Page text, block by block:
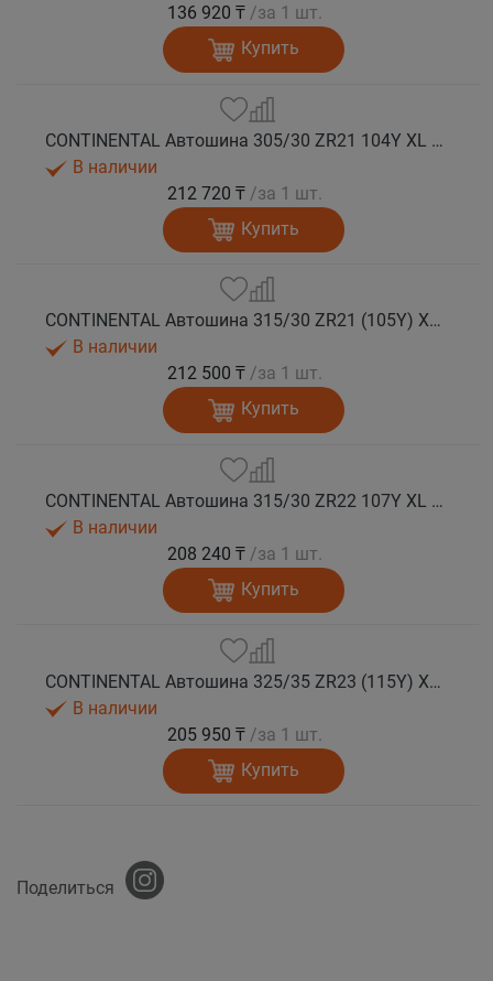
136 920 ₸ /за 1 шт.
Купить
CONTINENTAL Автошина 305/30 ZR21 104Y XL FR SportContact 7 лето
В наличии
212 720 ₸ /за 1 шт.
Купить
CONTINENTAL Автошина 315/30 ZR21 (105Y) XL FR SportContact 7 MO1 лето
В наличии
212 500 ₸ /за 1 шт.
Купить
CONTINENTAL Автошина 315/30 ZR22 107Y XL FR SportContact 7 лето
В наличии
208 240 ₸ /за 1 шт.
Купить
CONTINENTAL Автошина 325/35 ZR23 (115Y) XL FR SportContact 7 лето
В наличии
205 950 ₸ /за 1 шт.
Купить
Поделиться